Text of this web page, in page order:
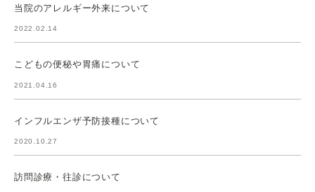
当院のアレルギー外来について
2022.02.14
こどもの便秘や胃痛について
2021.04.16
インフルエンザ予防接種について
2020.10.27
訪問診療・往診について